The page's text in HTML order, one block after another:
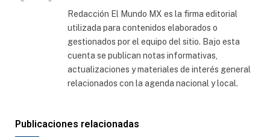
Redacción El Mundo MX es la firma editorial
utilizada para contenidos elaborados o
gestionados por el equipo del sitio. Bajo esta
cuenta se publican notas informativas,
actualizaciones y materiales de interés general
relacionados con la agenda nacional y local.
Publicaciones relacionadas